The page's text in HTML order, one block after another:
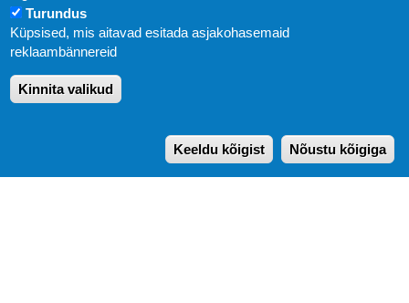
KIRJASTUS PEGASUS OÜ © 2020
Paldiski mnt. 29 (A korpus VI korrus), Tallinn
E-post:pegasus[at]pegasus.ee
Turundus
Küpsised, mis aitavad esitada asjakohasemaid
reklaambännereid
Kinnita valikud
Keeldu kõigist Nõustu kõigiga